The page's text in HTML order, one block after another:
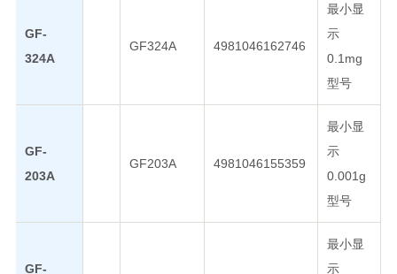
GF-
324A
GF324A 4981046162746
最小显
示
0.1mg
型号
GF-
203A
GF203A 4981046155359
最小显
示
0.001g
型号
GF-
最小显
示